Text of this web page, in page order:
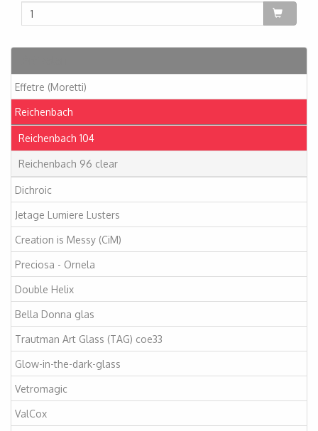
Effetre (Moretti)
Reichenbach
Reichenbach 104
Reichenbach 96 clear
Dichroic
Jetage Lumiere Lusters
Creation is Messy (CiM)
Preciosa - Ornela
Double Helix
Bella Donna glas
Trautman Art Glass (TAG) coe33
Glow-in-the-dark-glass
Vetromagic
ValCox